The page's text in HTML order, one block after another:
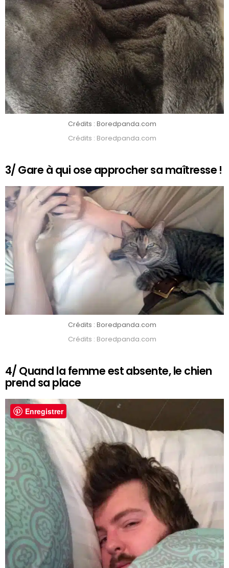
Crédits : Boredpanda.com
Crédits : Boredpanda.com
3/ Gare à qui ose approcher sa maîtresse !
Crédits : Boredpanda.com
Crédits : Boredpanda.com
4/ Quand la femme est absente, le chien
prend sa place
Enregistrer